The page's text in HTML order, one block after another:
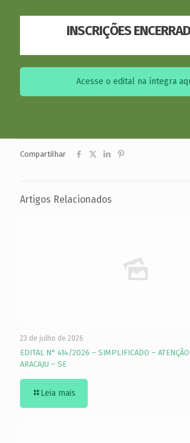
INSCRIÇÕES
Acesse o edital na íntegra
Compartilhar
Artigos Relacionados
23 de julho de 2026
EDITAL N° 414/2026 – SIMPLIFICADO –
ARACAJU – SE
Leia mais